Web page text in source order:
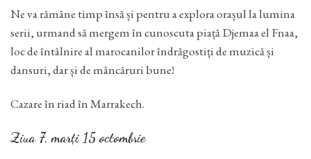
Ne va rămâne timp însă și pentru a explora orașul la lumina
serii, urmand să mergem în cunoscuta piață Djemaa el Fnaa,
loc de întâlnire al marocanilor îndrăgostiți de muzică și
dansuri, dar și de mâncăruri bune!
Cazare în riad în Marrakech.
Ziua 7, marți 15 octombrie